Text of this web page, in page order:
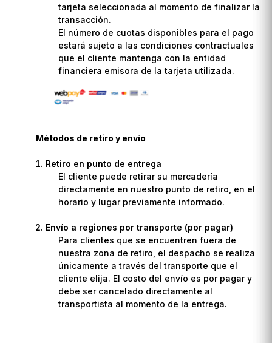
tarjeta seleccionada al momento de finalizar la
transacción.
El número de cuotas disponibles para el pago
estará sujeto a las condiciones contractuales
que el cliente mantenga con la entidad
financiera emisora de la tarjeta utilizada.
Métodos de retiro y envío
Retiro en punto de entrega
El cliente puede retirar su mercadería
directamente en nuestro punto de retiro, en el
horario y lugar previamente informado.
Envío a regiones por transporte (por pagar)
Para clientes que se encuentren fuera de
nuestra zona de retiro, el despacho se realiza
únicamente a través del transporte que el
cliente elija. El costo del envío es por pagar y
debe ser cancelado directamente al
transportista al momento de la entrega.